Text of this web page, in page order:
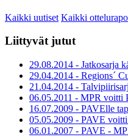
Kaikki uutiset Kaikki
Liittyvät jutut
29.08.2014 - Jatkosarja
29.04.2014 - Regions´
21.04.2014 -
06.05.2011 - MPR voitti
16.07.2009 - PAVElle
05.05.2009 - PAVE voitti
06.01.2007 - PAVE -